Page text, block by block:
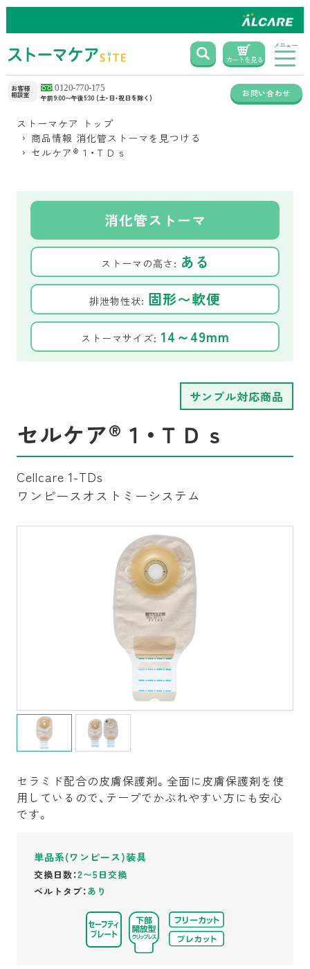
カートを見る
メニュー
お客様
相談室 午前9:00〜午後5:30 (土・日・祝日を除く) お問い合わせ
ストーマケア トップ
商品情報 消化管ストーマを見つける
セルケア ® １・ＴＤｓ
消化管ストーマ
ストーマの高さ: ある
排泄物性状: 固形〜軟便
ストーマサイズ: 14～49mm
セルケア® １・ＴＤｓ
サンプル対応商品
Cellcare 1-TDs
ワンピースオストミーシステム
セラミド配合の皮膚保護剤。全面に皮膚保護剤を使
用しているので、テープでかぶれやすい方にも安心
です。
単品系(ワンピース)装具
交換日数：2〜5日交換
ベルトタブ：あり